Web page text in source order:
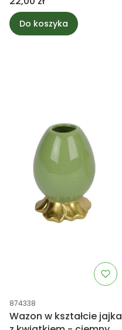
Do koszyka
Kod produktu
874338
Wazon w kształcie jajka